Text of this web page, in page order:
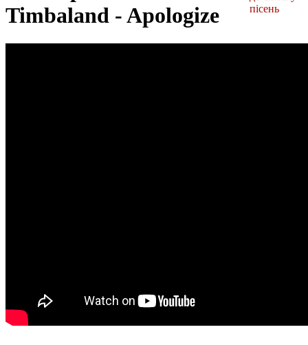
Timbaland - Apologize
пісень